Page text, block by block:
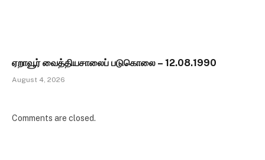
ஏறாவூர் வைத்தியசாலைப் படுகொலை – 12.08.1990
August 4, 2026
Comments are closed.